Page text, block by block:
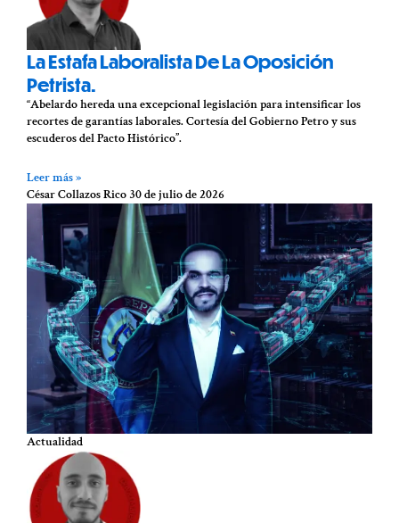
La Estafa Laboralista De La Oposición
Petrista.
“Abelardo hereda una excepcional legislación para intensificar los
recortes de garantías laborales. Cortesía del Gobierno Petro y sus
escuderos del Pacto Histórico”.
Leer más »
César Collazos Rico 30 de julio de 2026
Actualidad